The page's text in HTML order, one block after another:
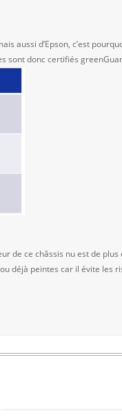
aussi d’Epson, c’est
donc certifiés
de ce châssis nu est de
peintes car il évite les